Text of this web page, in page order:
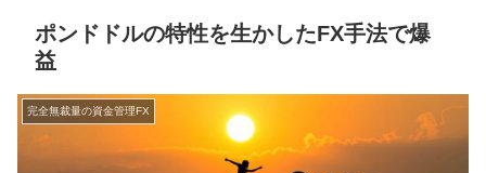
ポンドドルの特性を生かしたFX手法で爆
益
完全無裁量の資金管理FX